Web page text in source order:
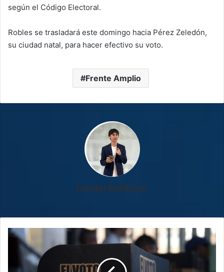
según el Código Electoral.
Robles se trasladará este domingo hacia Pérez Zeledón,
su ciudad natal, para hacer efectivo su voto.
Frente Amplio
Daniel Baldizon
PLN
solicita
magistrados